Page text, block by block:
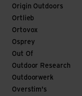
Origin Outdoors
Ortlieb
Ortovox
Osprey
Out Of
Outdoor Research
Outdoorwerk
Overstim's